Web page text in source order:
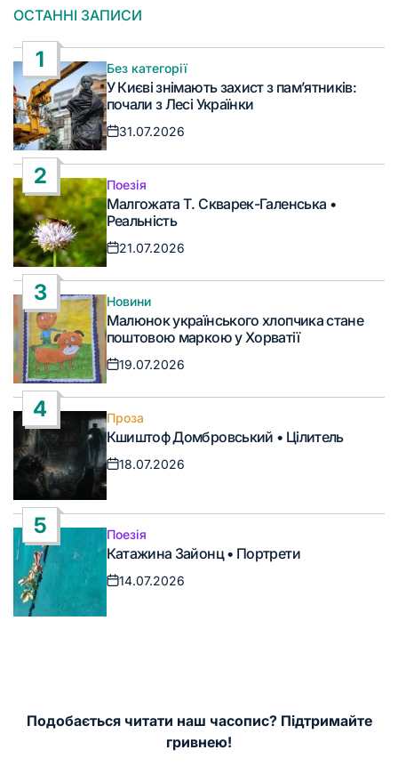
ОСТАННІ ЗАПИСИ
1
Опублікувати
у
Без категорії
У Києві знімають захист з пам’ятників:
почали з Лесі Українки
Дата
31.07.2026
2
Опублікувати
у
Поезія
Малгожата Т. Скварек-Галенська •
Реальність
Дата
21.07.2026
3
Опублікувати
у
Новини
Малюнок українського хлопчика стане
поштовою маркою у Хорватії
Дата
19.07.2026
4
Опублікувати
у
Проза
Кшиштоф Домбровський • Цілитель
Дата
запису
18.07.2026
5
Опублікувати
у
Поезія
Катажина Зайонц • Портрети
Дата
14.07.2026
Подобається читати наш часопис? Підтримайте
гривнею!